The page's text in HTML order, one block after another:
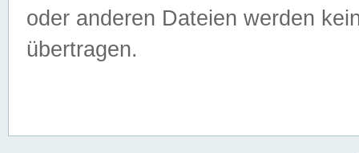
oder anderen Dateien werden
übertragen.